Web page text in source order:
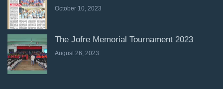
October 10, 2023
The Jofre Memorial Tournament 2023
August 26, 2023